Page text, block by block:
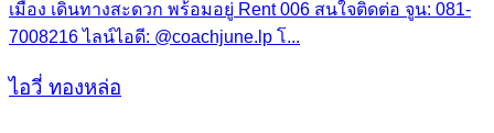
เมือง เดินทางสะดวก พร้อมอยู่ Rent 006 สนใจติดต่อ จูน: 081-
7008216 ไลน์ไอดี: @coachjune.lp โ...
ไอวี่ ทองหล่อ